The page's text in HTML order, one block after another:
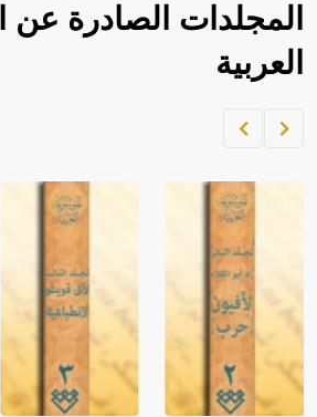
المجلدات الصادرة عن
العربية